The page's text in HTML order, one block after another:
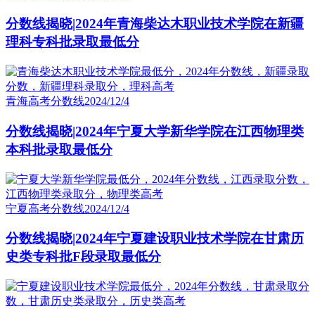
分数线揭晓|2024年青海柴达木职业技术学院在新疆
理科专科批录取最低分
青海高考分数线2024/12/4
分数线揭晓|2024年宁夏大学新华学院在江西物理类
本科批录取最低分
宁夏高考分数线2024/12/4
分数线揭晓|2024年宁夏建设职业技术学院在甘肃历
史类专科批F段录取最低分